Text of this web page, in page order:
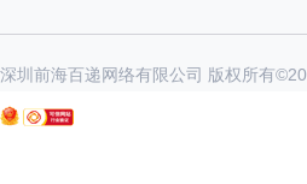
深圳前海百递网络有限公司 版权所有